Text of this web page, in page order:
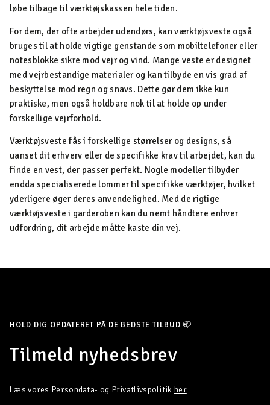
løbe tilbage til værktøjskassen hele tiden.
For dem, der ofte arbejder udendørs, kan værktøjsveste også
bruges til at holde vigtige genstande som mobiltelefoner eller
notesblokke sikre mod vejr og vind. Mange veste er designet
med vejrbestandige materialer og kan tilbyde en vis grad af
beskyttelse mod regn og snavs. Dette gør dem ikke kun
praktiske, men også holdbare nok til at holde op under
forskellige vejrforhold.
Værktøjsveste fås i forskellige størrelser og designs, så
uanset dit erhverv eller de specifikke krav til arbejdet, kan du
finde en vest, der passer perfekt. Nogle modeller tilbyder
endda specialiserede lommer til specifikke værktøjer, hvilket
yderligere øger deres anvendelighed. Med de rigtige
værktøjsveste i garderoben kan du nemt håndtere enhver
udfordring, dit arbejde måtte kaste din vej.
HOLD DIG OPDATERET PÅ DE BEDSTE TILBUD 📫
Tilmeld nyhedsbrev
Læs vores Persondata- og Privatlivspolitik her